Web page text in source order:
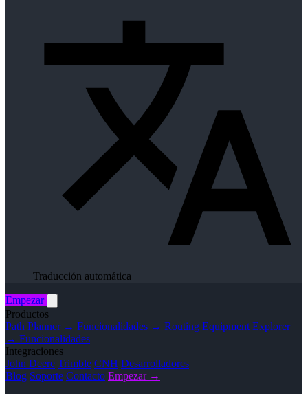
Traducción automática
Empezar
Productos
Path Planner → Funcionalidades → Routing Equipment Explorer
→ Funcionalidades
Integraciones
John Deere Trimble CNH Desarrolladores
Blog Soporte Contacto Empezar →